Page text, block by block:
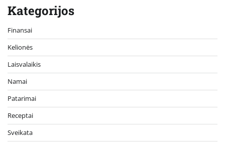
Kategorijos
Finansai
Kelionės
Laisvalaikis
Namai
Patarimai
Receptai
Sveikata